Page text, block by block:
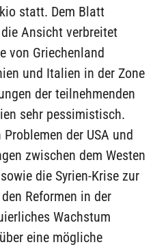
statt. Dem Blatt
Ansicht verbreitet
von Griechenland
und Italien in der Zone
der teilnehmenden
sehr pessimistisch.
der USA und
zwischen dem Westen
die Syrien-Krise zur
Reformen in der
Wachstum
eine mögliche